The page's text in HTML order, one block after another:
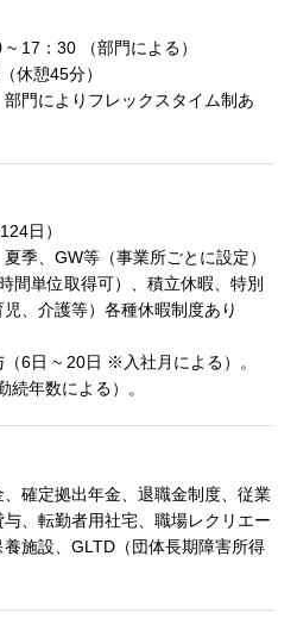
17：30 （部門による）
休憩45分）
門によりフレックスタイム制あ
日）
季、GW等（事業所ごとに設定）
間単位取得可）、積立休暇、特別
、介護等）各種休暇制度あり
6日 ~ 20日 ※入社月による）。
年数による）。
確定拠出年金、退職金制度、従業
、転勤者用社宅、職場レクリエー
施設、GLTD（団体長期障害所得